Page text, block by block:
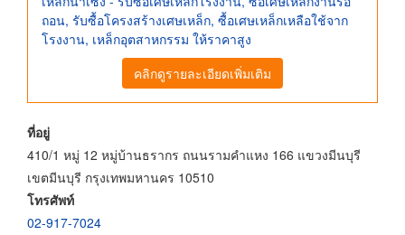
ถอน, รับซื้อโครงสร้างเศษเหล็ก, ซื้อเศษเหล็กเหลือใช้จาก
โรงงาน, เหล็กอุตสาหกรรม ให้ราคาสูง
คลิกดูรายละเอียดเพิ่มเติม
ที่อยู่
410/1 หมู่ 12 หมู่บ้านธรากร ถนนรามคำแหง 166 แขวงมีนบุรี
เขตมีนบุรี กรุงเทพมหานคร 10510
โทรศัพท์
02-917-7024